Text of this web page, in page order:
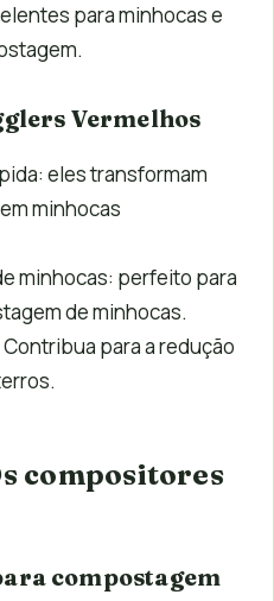
para minhocas e
Vermelhos
eles transformam
minhocas
minhocas: perfeito para
de minhocas.
para a redução
compositores
compostagem